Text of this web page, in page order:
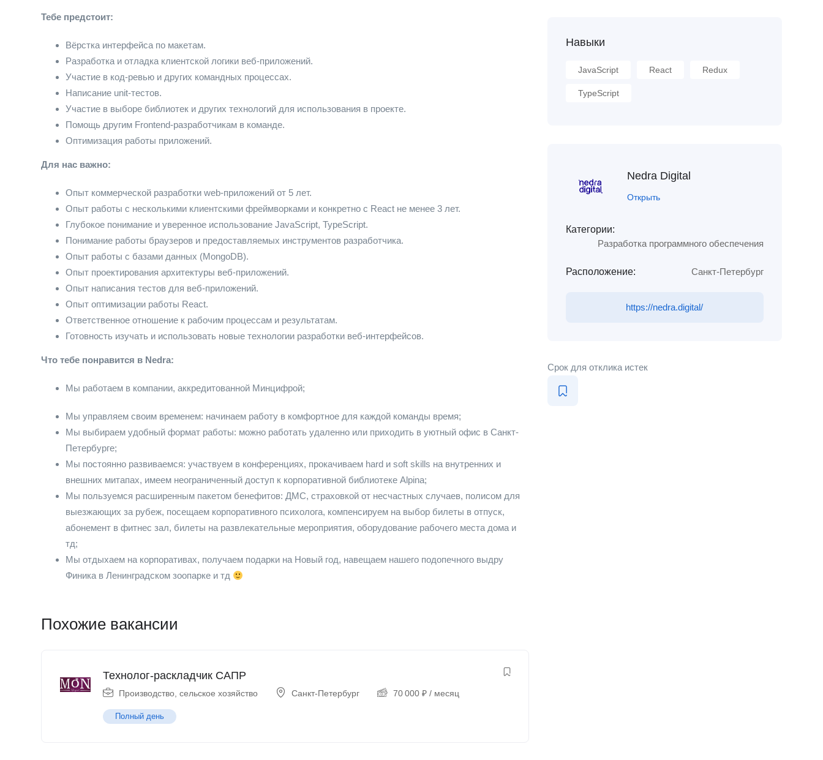
Тебе предстоит:
Вёрстка интерфейса по макетам.
Разработка и отладка клиентской логики веб-приложений.
Участие в код-ревью и других командных процессах.
Написание unit-тестов.
Участие в выборе библиотек и других технологий для использования в проекте.
Помощь другим Frontend-разработчикам в команде.
Оптимизация работы приложений.
Для нас важно:
Опыт коммерческой разработки web-приложений от 5 лет.
Опыт работы с несколькими клиентскими фреймворками и конкретно с React не менее 3 лет.
Глубокое понимание и уверенное использование JavaScript, TypeScript.
Понимание работы браузеров и предоставляемых инструментов разработчика.
Опыт работы с базами данных (MongoDB).
Опыт проектирования архитектуры веб-приложений.
Опыт написания тестов для веб-приложений.
Опыт оптимизации работы React.
Ответственное отношение к рабочим процессам и результатам.
Готовность изучать и использовать новые технологии разработки веб-интерфейсов.
Что тебе понравится в Nedra:
Мы работаем в компании, аккредитованной Минцифрой;
Мы управляем своим временем: начинаем работу в комфортное для каждой команды время;
Мы выбираем удобный формат работы: можно работать удаленно или приходить в уютный офис в Санкт-
Петербурге;
Мы постоянно развиваемся: участвуем в конференциях, прокачиваем hard и soft skills на внутренних и
внешних митапах, имеем неограниченный доступ к корпоративной библиотеке Alpina;
Мы пользуемся расширенным пакетом бенефитов: ДМС, страховкой от несчастных случаев, полисом для
выезжающих за рубеж, посещаем корпоративного психолога, компенсируем на выбор билеты в отпуск,
абонемент в фитнес зал, билеты на развлекательные мероприятия, оборудование рабочего места дома и
тд;
Мы отдыхаем на корпоративах, получаем подарки на Новый год, навещаем нашего подопечного выдру
Финика в Ленинградском зоопарке и тд
Похожие вакансии
Технолог-раскладчик САПР
Производство, сельское хозяйство Санкт-Петербург 70 000 ₽ / месяц
Полный день
Навыки
JavaScript React Redux
TypeScript
Nedra Digital
Открыть
Категории:
Разработка программного обеспечения
Расположение: Санкт-Петербург
https://nedra.digital/
Срок для отклика истек